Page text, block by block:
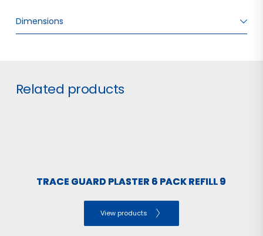
Dimensions
Related products
TRACE GUARD PLASTER 6 PACK REFILL 9
View products